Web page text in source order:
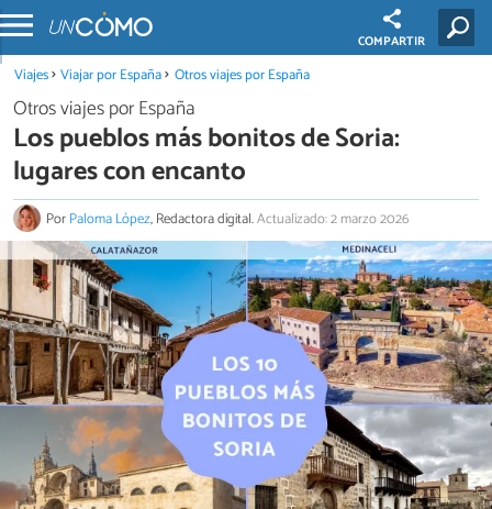
COMPARTIR
Viajes Viajar por España Otros viajes por España
Otros viajes por España
Los pueblos más bonitos de Soria:
lugares con encanto
PorPaloma López, Redactora digital.Actualizado: 2 marzo 2026